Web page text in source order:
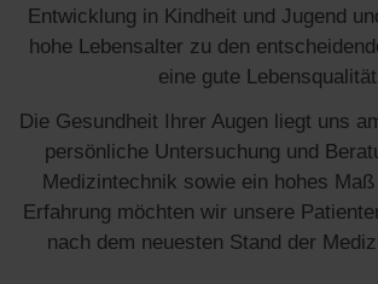
Entwicklung in Kindheit und Jugend
hohe Lebensalter zu den
eine gute
Die Gesundheit Ihrer Augen liegt uns
persönliche Untersuchung und
Medizintechnik sowie ein hohes
Erfahrung möchten wir unsere
nach dem neuesten Stand der